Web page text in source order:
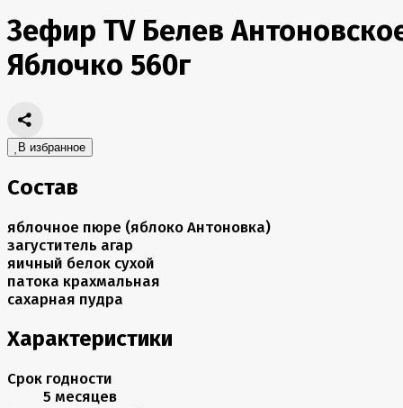
Зефир TV Белев
Яблочко 560г
В избранное
Состав
яблочное пюре (яблоко Антоновка)
загуститель агар
яичный белок сухой
патока крахмальная
сахарная пудра
Характеристики
Срок годности
5 месяцев